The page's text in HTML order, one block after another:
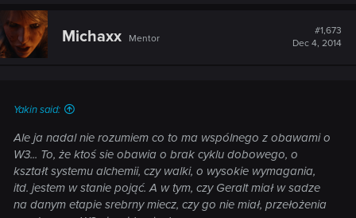
Michaxx Mentor
#1,673
Dec 4, 2014
Yakin said:
Ale ja nadal nie rozumiem co to ma wspólnego z obawami o
W3... To, że ktoś sie obawia o brak cyklu dobowego, o
kształt systemu alchemii, czy walki, o wysokie wymagania,
itd. jestem w stanie pojąć. A w tym, czy Geralt miał w sadze
na danym etapie srebrny miecz, czy go nie miał, przełożenia